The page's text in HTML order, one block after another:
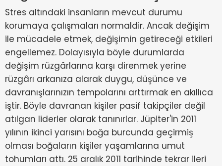
Stres altındaki insanların mevcut durumu
korumaya çalışmaları normaldir. Ancak değişim
ile mücadele etmek, değişimin getireceği etkileri
engellemez. Dolayısıyla böyle durumlarda
değişim rüzgârlarına karşı direnmek yerine
rüzgârı arkanıza alarak duygu, düşünce ve
davranışlarınızın tempolarını arttırmak en akıllıca
iştir. Böyle davranan kişiler pasif takipçiler değil
atılgan liderler olarak tanınırlar. Jüpiter'in 2011
yılının ikinci yarısını boğa burcunda geçirmiş
olması boğaların kişiler yaşamlarına umut
tohumları attı. 25 aralık 2011 tarihinde tekrar ileri